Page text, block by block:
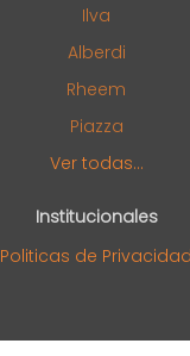
Ilva
Alberdi
Rheem
Piazza
Ver todas...
Institucionales
Politicas de Privacidad